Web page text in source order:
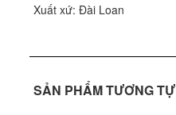
Xuất xứ: Đài Loan
SẢN PHẨM TƯƠNG TỰ